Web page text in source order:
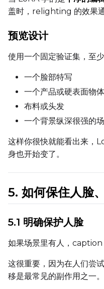
盖时，relighting 的效果通
预览设计
使用一个固定验证集，至少
一个脸部特写
一个产品或硬表面物体
布料或头发
一个背景纵深很强的
这样你很快就能看出来，
身也开始变了。
5. 如何保住人脸
5.1 明确保护人脸
如果场景里有人，caption
这很重要，因为在人们尝
移是最常见的副作用之一。